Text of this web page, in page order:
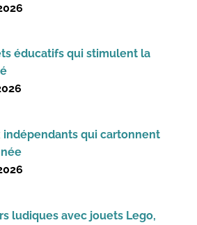
éducatifs qui stimulent la
indépendants qui cartonnent
ludiques avec jouets Lego,